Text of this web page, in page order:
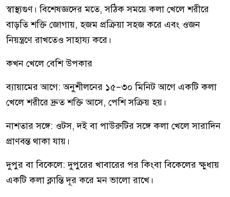
স্বাস্থ্যগুণ। বিশেষজ্ঞদের মতে, সঠিক সময়ে কলা খেলে শরীরে
বাড়তি শক্তি জোগায়, হজম প্রক্রিয়া সহজ করে এবং ওজন
নিয়ন্ত্রণে রাখতেও সাহায্য করে।
কখন খেলে বেশি উপকার
ব্যায়ামের আগে: অনুশীলনের ১৫–৩০ মিনিট আগে একটি কলা
খেলে শরীরে দ্রুত শক্তি আসে, পেশি সক্রিয় হয়।
নাশতার সঙ্গে: ওটস, দই বা পাউরুটির সঙ্গে কলা খেলে সারাদিন
প্রাণবন্ত থাকা যায়।
দুপুর বা বিকেলে: দুপুরের খাবারের পর কিংবা বিকেলের ক্ষুধায়
একটি কলা ক্লান্তি দূর করে মন ভালো রাখে।